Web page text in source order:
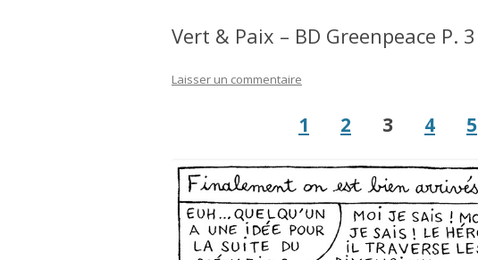
Vert & Paix – BD Greenpeace P. 3
Laisser un commentaire
1 2 3 4 5